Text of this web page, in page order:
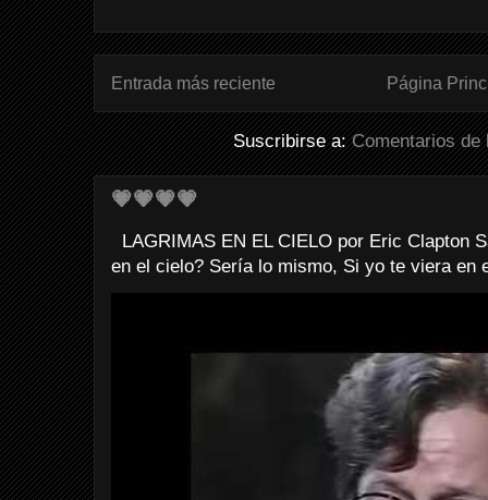
Entrada más reciente Página
Suscribirse a:Comentarios de
💗💗💗💗
LAGRIMAS EN EL CIELO por Eric Clapton
en el cielo? Sería lo mismo, Si yo te viera en